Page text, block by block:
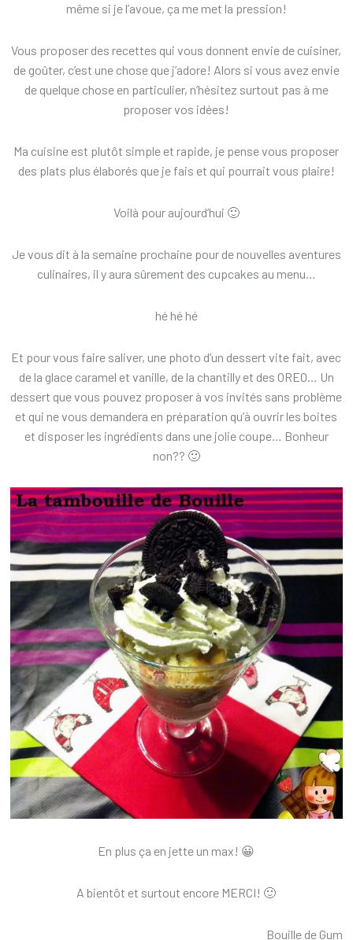
même si je l’avoue, ça me met la pression!
Vous proposer des recettes qui vous donnent envie de cuisiner,
de goûter, c’est une chose que j’adore! Alors si vous avez envie
de quelque chose en particulier, n’hésitez surtout pas à me
proposer vos idées!
Ma cuisine est plutôt simple et rapide, je pense vous proposer
des plats plus élaborés que je fais et qui pourrait vous plaire!
Voilà pour aujourd’hui 🙂
Je vous dit à la semaine prochaine pour de nouvelles aventures
culinaires, il y aura sûrement des cupcakes au menu…
hé hé hé
Et pour vous faire saliver, une photo d’un dessert vite fait, avec
de la glace caramel et vanille, de la chantilly et des OREO… Un
dessert que vous pouvez proposer à vos invités sans problème
et qui ne vous demandera en préparation qu’à ouvrir les boites
et disposer les ingrédients dans une jolie coupe… Bonheur
non?? 🙂
En plus ça en jette un max! 😀
A bientôt et surtout encore MERCI! 🙂
Bouille de Gum